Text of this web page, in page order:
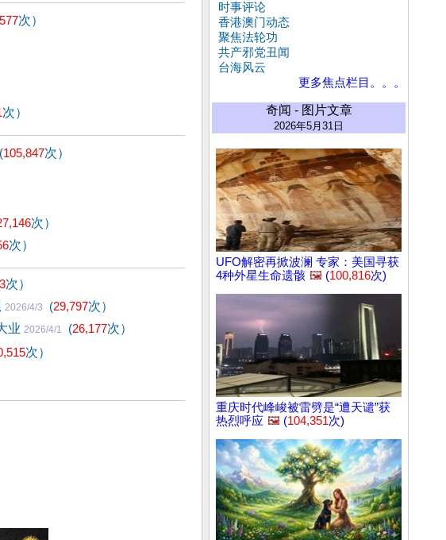
次）
次）
(105,847次）
次）
次）
次）
2026/4/3 (29,797次）
业 2026/4/1 (26,177次）
次）
时事评论
香港澳门动态
聚焦法轮功
共产邪党丑闻
台海风云
更多焦点栏目。。。
奇闻 - 图片文章
2026年5月31日
UFO解密再掀波澜 专家：美国寻获
4种外星生命遗骸 🖼️ (100,816次)
重庆时代峰峻被雷劈是“遭天谴”获
热烈呼应 🖼️ (104,351次)